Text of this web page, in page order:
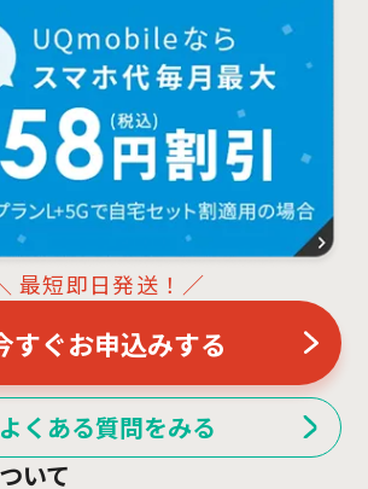
最短即日発送！／
すぐお申込みする
よくある質問をみる
いて